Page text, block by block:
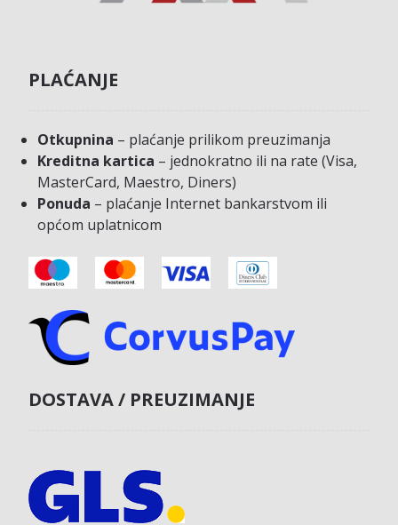
PLAĆANJE
Otkupnina – plaćanje prilikom preuzimanja
Kreditna kartica – jednokratno ili na rate (Visa,
MasterCard, Maestro, Diners)
Ponuda – plaćanje Internet bankarstvom ili
općom uplatnicom
DOSTAVA / PREUZIMANJE